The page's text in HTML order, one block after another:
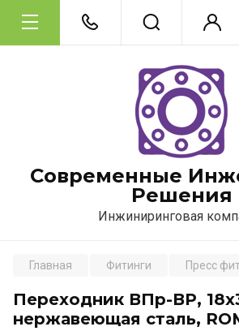
Современные
Решения
Инжиниринговая
Главная Фитинги Пресс
Переходник ВПр-ВР,
нержавеющая сталь,